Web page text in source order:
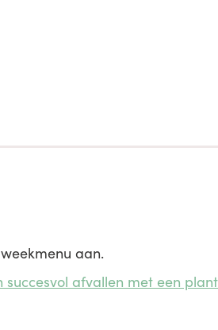
aan.
succesvol afvallen met een